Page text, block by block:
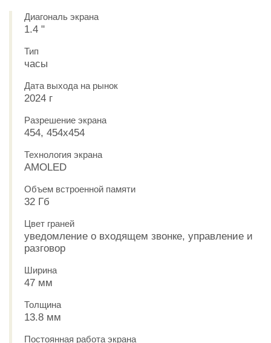
Диагональ экрана
1.4 "
Тип
часы
Дата выхода на рынок
2024 г
Разрешение экрана
454, 454x454
Технология экрана
AMOLED
Объем встроенной памяти
32 Гб
Цвет граней
уведомление о входящем звонке, управление и
разговор
Ширина
47 мм
Толщина
13.8 мм
Постоянная работа экрана